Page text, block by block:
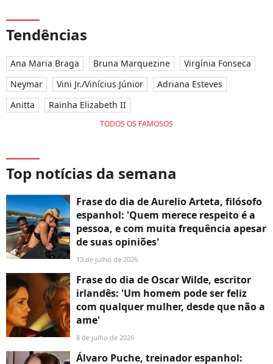
Tendências
Ana Maria Braga Bruna Marquezine
Virgínia Fonseca
Neymar
Vini Jr./Vinícius Júnior
Adriana Esteves
Anitta
Rainha Elizabeth II
TODOS OS FAMOSOS
Top notícias da semana
Frase do dia de Aurelio Arteta, filósofo
espanhol: 'Quem merece respeito é a
pessoa, e com muita frequência apesar
de suas opiniões'
13 de julho de 2026
Frase do dia de Oscar Wilde, escritor
irlandês: 'Um homem pode ser feliz
com qualquer mulher, desde que não a
ame'
8 de julho de 2026
Álvaro Puche, treinador espanhol: